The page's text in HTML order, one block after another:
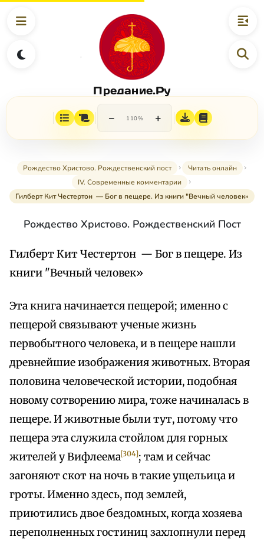
Предание.Ру
− 110% +
Рождество Христово. Рождественский пост
Читать онлайн
IV. Современные комментарии
Гилберт Кит Честертон — Бог в пещере. Из книги "Вечный человек»
Рождество Христово. Рождественский Пост
Гилберт Кит Честертон — Бог в пещере. Из
книги "Вечный человек»
Эта книга начинается пещерой; именно с
пещерой связывают ученые жизнь
первобытного человека, и в пещере нашли
древнейшие изображения животных. Вторая
половина человеческой истории, подобная
новому сотворению мира, тоже начиналась в
пещере. И животные были тут, потому что
пещера эта служила стойлом для горных
жителей у Вифлеема[304]; там и сейчас
загоняют скот на ночь в такие ущельица и
гроты. Именно здесь, под землей,
приютились двое бездомных, когда хозяева
переполненных гостиниц захлопнули перед